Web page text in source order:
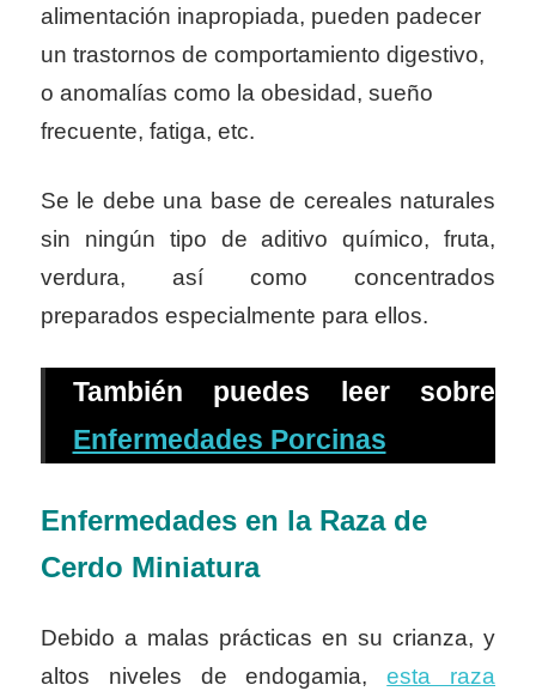
alimentación inapropiada, pueden padecer
un trastornos de comportamiento digestivo,
o anomalías como la obesidad, sueño
frecuente, fatiga, etc.
Se le debe una base de cereales naturales
sin ningún tipo de aditivo químico, fruta,
verdura, así como concentrados
preparados especialmente para ellos.
También puedes leer sobre
Enfermedades Porcinas
Enfermedades en la Raza de
Cerdo Miniatura
Debido a malas prácticas en su crianza, y
altos niveles de endogamia,esta raza